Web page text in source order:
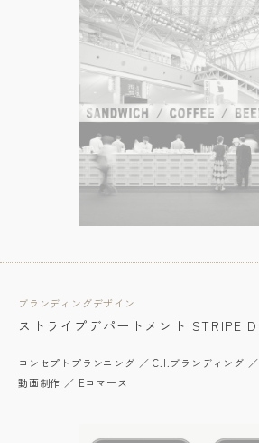
ブランディングデザイン
ストライプデパートメント STRIPE
コンセプトプランニング ／ C.I.ブランディング
動画制作 ／ Eコマース